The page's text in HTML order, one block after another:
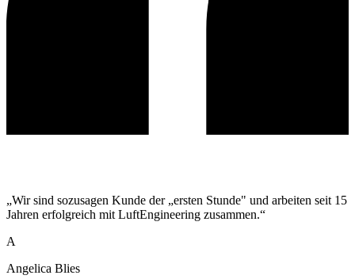
„Wir sind sozusagen Kunde der „ersten Stunde" und arbeiten seit 15
Jahren erfolgreich mit LuftEngineering zusammen.“
A
Angelica Blies